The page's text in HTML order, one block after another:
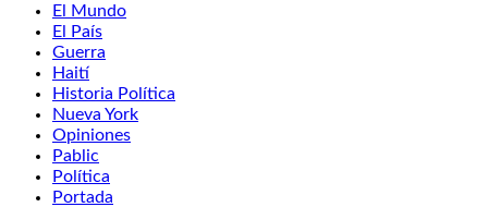
El Mundo
El País
Guerra
Haití
Historia Política
Nueva York
Opiniones
Pablic
Política
Portada